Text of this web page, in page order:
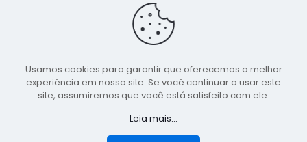
Centro, São Bento do Una - PE. CEP: 553370-128
TELEFONE: (81) 99548-1569
E-MAIL: ouvidoria@saobentodouna.pe.gov.br
Copyright 2021-2026 - Assessoria de Comunicação da
Prefeitura de São Bento do Una - PE
publicidadeLumusWeb - Agência Digital
Usamos cookies para garantir que oferecemos a melhor
experiência em nosso site. Se você continuar a usar este
site, assumiremos que você está satisfeito com ele.
Leia mais...